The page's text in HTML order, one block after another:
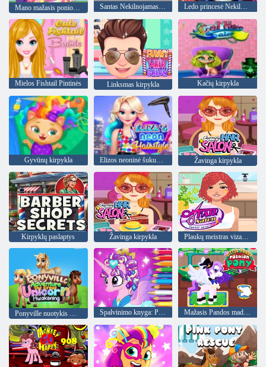
Santas Nekilnojamasis kirpimo Ledo princesė Nekilnojamasis kirpimo
Mielos Fishtail Pintinės Linksmas kirpykla Kačių kirpykla
Gyvūnų kirpykla Elizos neoninė šukuosena Žavinga kirpykla
Kirpyklų paslaptys Žavinga kirpykla Plaukų meistras vizažistė
Spalvinimo knyga: Ponis princesė Mažasis Pandos mados ponis